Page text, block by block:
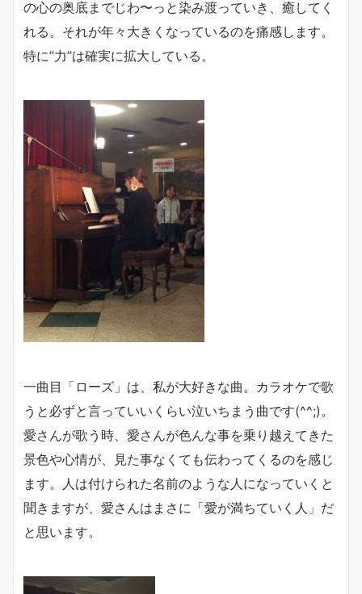
の心の奥底までじわ〜っと染み渡っていき、癒してく
れる。それが年々大きくなっているのを痛感します。
特に”力”は確実に拡大している。
一曲目「ローズ」は、私が大好きな曲。カラオケで歌
うと必ずと言っていいくらい泣いちまう曲です(^^;)。
愛さんが歌う時、愛さんが色んな事を乗り越えてきた
景色や心情が、見た事なくても伝わってくるのを感じ
ます。人は付けられた名前のような人になっていくと
聞きますが、愛さんはまさに「愛が満ちていく人」だ
と思います。